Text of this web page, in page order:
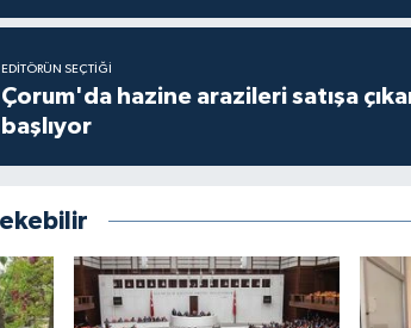
EDITÖRÜN SEÇTIĞI
Çorum'da hazine arazileri satışa
başlıyor